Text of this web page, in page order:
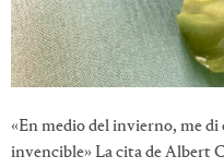
«En medio del invierno, me
invencible» La cita de Albert